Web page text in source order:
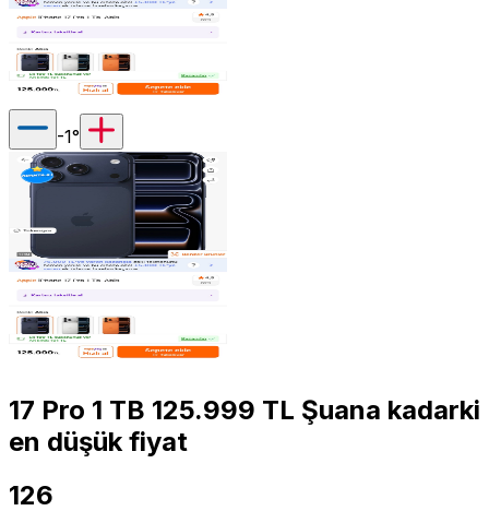
-1°
17 Pro 1 TB 125.999 TL Şuana kadarki
en düşük fiyat
126